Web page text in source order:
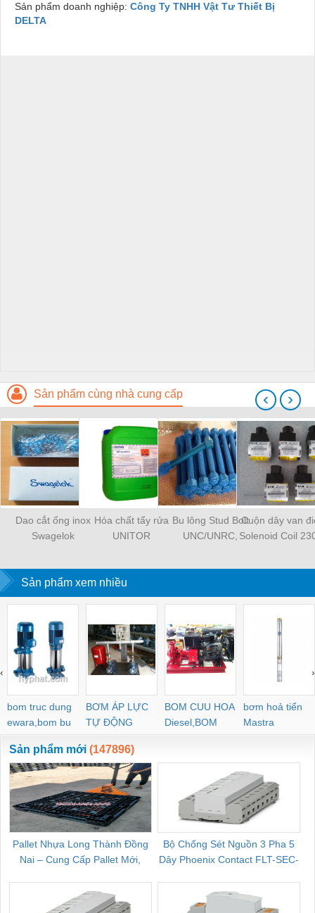
Sản phẩm doanh nghiệp: Công Ty TNHH Vật Tư Thiết Bị
DELTA
Sản phẩm cùng nhà cung cấp
Dao cắt ống inox
Swagelok
Hóa chất tẩy rửa
UNITOR
Bu lông Stud Bolt
UNC/UNRC,
Thread ASTM A193
Nuts ASTM A194 Gr.2H
- Blue
Cuộn dây van
Solenoid Coil
‹ ›
Sản phẩm xem nhiều
bom truc dung
ewara,bom bu
ewara
BƠM ÁP LỰC
TỰ ĐỘNG
BOM CUU HOA
Diesel,BOM
CHUA CHAY
bơm hoả tiển
Mastra
‹ ›
Sản phẩm mới (147896)
Pallet Nhựa Long Thành Đồng
Nai – Cung Cấp Pallet Mới,
Bộ Chống Sét Nguồn 3 Pha 5
Dây Phoenix Contact FLT-SEC-